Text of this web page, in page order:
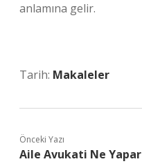
anlamına gelir.
Tarih: Makaleler
Önceki Yazı
Aile Avukati Ne Yapar